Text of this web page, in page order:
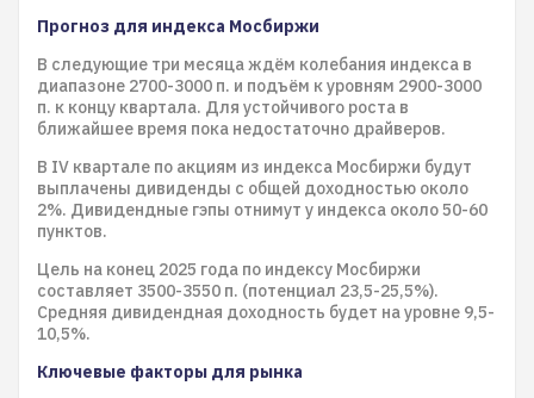
Прогноз для индекса Мосбиржи
В следующие три месяца ждём колебания индекса в
диапазоне 2700-3000 п. и подъём к уровням 2900-3000
п. к концу квартала. Для устойчивого роста в
ближайшее время пока недостаточно драйверов.
В IV квартале по акциям из индекса Мосбиржи будут
выплачены дивиденды с общей доходностью около
2%. Дивидендные гэпы отнимут у индекса около 50-60
пунктов.
Цель на конец 2025 года по индексу Мосбиржи
составляет 3500-3550 п. (потенциал 23,5-25,5%).
Средняя дивидендная доходность будет на уровне 9,5-
10,5%.
Ключевые факторы для рынка